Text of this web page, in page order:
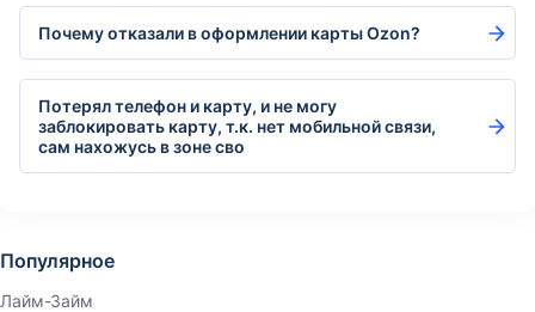
Почему отказали в оформлении карты Ozon?
Потерял телефон и карту, и не могу
заблокировать карту, т.к. нет мобильной связи,
сам нахожусь в зоне сво
Популярное
Лайм-Займ